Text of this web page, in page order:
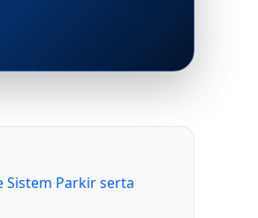
Sistem Parkir serta